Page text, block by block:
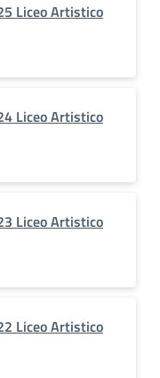
Liceo Artistico
Liceo Artistico
Liceo Artistico
Liceo Artistico